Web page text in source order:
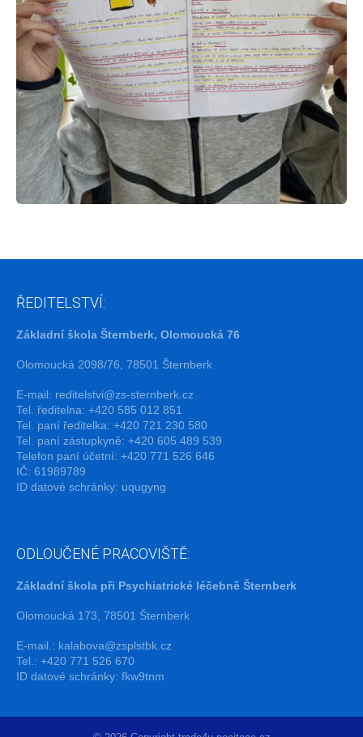
ŘEDITELSTVÍ:
Základní škola Šternberk, Olomoucká 76
Olomoucká 2098/76, 78501 Šternberk
E-mail: reditelstvi@zs-sternberk.cz
Tel. ředitelna: +420 585 012 851
Tel. paní ředitelka: +420 721 230 580
Tel. paní zástupkyně: +420 605 489 539
Telefon paní účetní: +420 771 526 646
IČ: 61989789
ID datové schránky: uqugyng
ODLOUČENÉ PRACOVIŠTĚ:
Základní škola při Psychiatrické léčebně Šternberk
Olomoucká 173, 78501 Šternberk
E-mail.: kalabova@zsplstbk.cz
Tel.: +420 771 526 670
ID datové schránky: fkw9tnm